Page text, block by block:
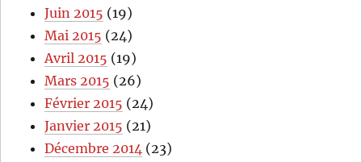
Juin 2015 (19)
Mai 2015 (24)
Avril 2015 (19)
Mars 2015 (26)
Février 2015 (24)
Janvier 2015 (21)
Décembre 2014 (23)